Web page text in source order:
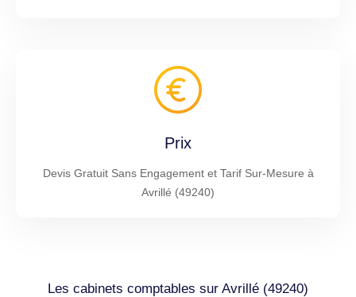
Prix
Devis Gratuit Sans Engagement et Tarif Sur-Mesure à
Avrillé (49240)
Les cabinets comptables sur Avrillé (49240)